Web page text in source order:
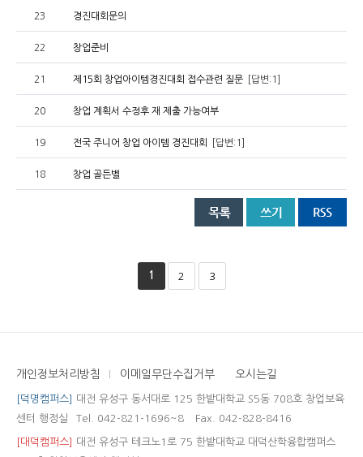
23 경진대회문의
22 창업준비
21 제15회 창업아이템경진대회 접수관련 질문 [답변:1]
20 창업 계획서 수정후 재 제출 가능여부
19 전국 주니어 창업 아이템 경진대회 [답변:1]
18 창업 골든벨
1 2 3
개인정보처리방침 이메일무단수집거부 오시는길
[덕명캠퍼스]
대전 유성구 동서대로 125 한밭대학교 S5동 708호 창업보육
센터 행정실
Tel. 042-821-1696~8 Fax. 042-828-8416
[대덕캠퍼스]
대전 유성구 테크노1로 75 한밭대학교 대덕산학융합캠퍼스